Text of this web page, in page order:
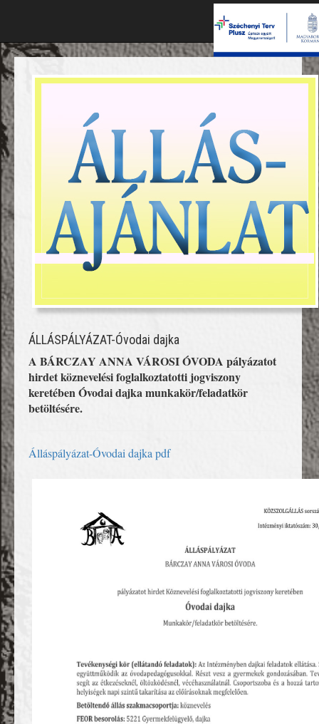
ÁLLÁSPÁLYÁZAT-Óvodai dajka
A BÁRCZAY ANNA VÁROSI ÓVODA pályázatot
hirdet köznevelési foglalkoztatotti jogviszony
keretében Óvodai dajka munkakör/feladatkör
betöltésére.
Álláspályázat-Óvodai dajka pdf